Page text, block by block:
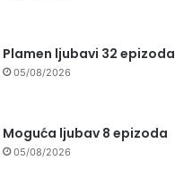
Plamen ljubavi 32 epizoda
05/08/2026
Moguća ljubav 8 epizoda
05/08/2026